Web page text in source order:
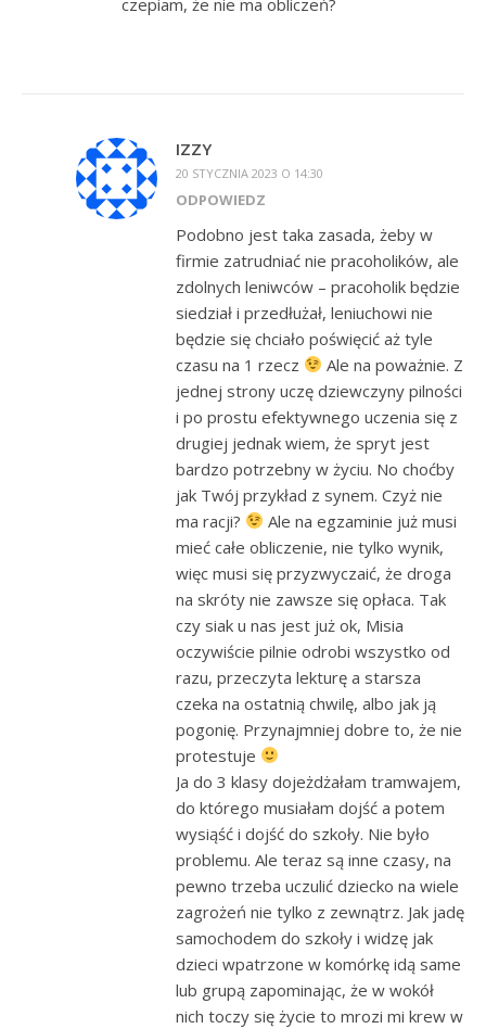
IZZY
20 STYCZNIA 2023 O 14:30
ODPOWIEDZ
Podobno jest taka zasada, żeby w
firmie zatrudniać nie pracoholików, ale
zdolnych leniwców – pracoholik będzie
siedział i przedłużał, leniuchowi nie
będzie się chciało poświęcić aż tyle
czasu na 1 rzecz
Ale na poważnie. Z
jednej strony uczę dziewczyny pilności
i po prostu efektywnego uczenia się z
drugiej jednak wiem, że spryt jest
bardzo potrzebny w życiu. No choćby
jak Twój przykład z synem. Czyż nie
ma racji?
Ale na egzaminie już musi
mieć całe obliczenie, nie tylko wynik,
więc musi się przyzwyczaić, że droga
na skróty nie zawsze się opłaca. Tak
czy siak u nas jest już ok, Misia
oczywiście pilnie odrobi wszystko od
razu, przeczyta lekturę a starsza
czeka na ostatnią chwilę, albo jak ją
pogonię. Przynajmniej dobre to, że nie
protestuje
Ja do 3 klasy dojeżdżałam tramwajem,
do którego musiałam dojść a potem
wysiąść i dojść do szkoły. Nie było
problemu. Ale teraz są inne czasy, na
pewno trzeba uczulić dziecko na wiele
zagrożeń nie tylko z zewnątrz. Jak jadę
samochodem do szkoły i widzę jak
dzieci wpatrzone w komórkę idą same
lub grupą zapominając, że w wokół
nich toczy się życie to mrozi mi krew w